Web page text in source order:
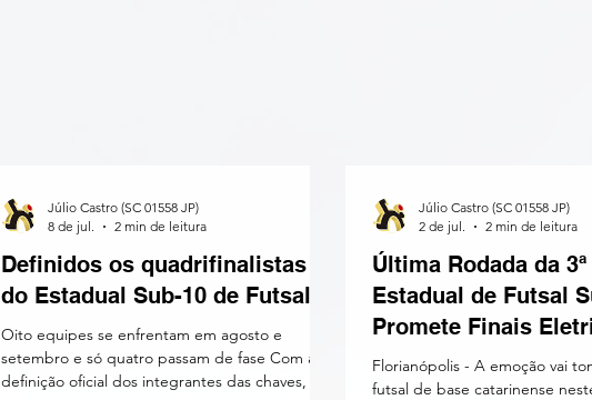
Definidos os quadrifinalistas
do Estadual Sub-10 de Futsal
Oito equipes se enfrentam em agosto e
setembro e só quatro passam de fase Com a
definição oficial dos integrantes das chaves, o
Júlio Castro (SC 01558 JP)
8 de jul.
2 min de leitura
Última Rodada da
Estadual de Futsal
Promete Finais
Florianópolis - A emoção vai
futsal de base catarinense
Júlio Castro (SC 01558 JP)
2 de jul.
2 min de leitura